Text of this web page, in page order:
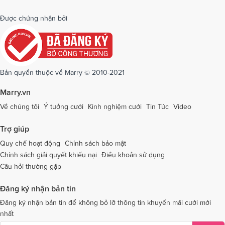
Dịch vụ cưới tại Quảng Ngãi
Dịch vụ cưới tại Quảng Ninh
Dịch vụ cưới tại Sóc Trăng Dịch vụ cưới tại Sơn La
Dịch vụ cưới tại Thái Bình Dịch vụ cưới tại Thanh Hóa
Dịch vụ cưới tại Thừa Thiên - Huế
Dịch vụ cưới tại An Giang Dịch vụ cưới tại Trà Vinh
Dịch vụ cưới tại Tuyên Quang
Dịch vụ cưới tại Bà Rịa - Vũng TàuDịch vụ cưới tại Bắc Giang
Dịch vụ cưới tại Bắc Kạn
Được chứng nhận bởi
Bản quyền thuộc về Marry © 2010-2021
Marry.vn
Về chúng tôi Ý tưởng cưới Kinh nghiệm cưới Tin Tức Video
Trợ giúp
Quy chế hoạt động
Chính sách bảo mật
Chính sách giải quyết khiếu nại Điều khoản sử dụng
Câu hỏi thường gặp
Đăng ký nhận bản tin
Đăng ký nhận bản tin để không bỏ lỡ thông tin khuyến mãi cưới mới
nhất